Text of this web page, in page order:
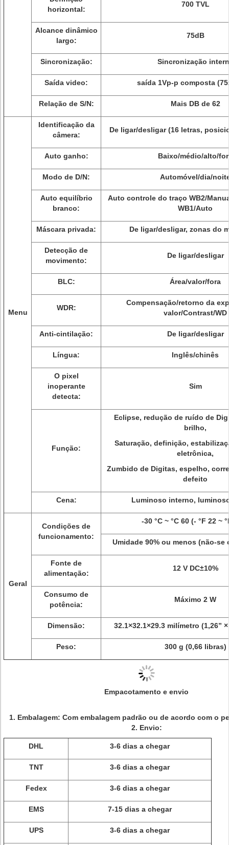
horizontal:
700 TVL
Alcance dinâmico
largo:
75dB
Sincronização: Sincronização
Saída video: saída 1Vp-p composta
Relação de S/N: Mais DB de 62
Menu
Identificação da
câmera:
De ligar/desligar (16 letras,
Auto ganho: Baixo/médio/alto/
Modo de D/N: Automóvel/dia/
Auto equilíbrio
branco:
Auto controle do traço WB2/
WB1/Auto
Máscara privada: De ligar/desligar, zonas do
Detecção de
movimento:
De ligar/desligar
BLC: Área/valor/fora
WDR:
Compensação/retorno da
valor/Contrast/WD
Anti-cintilação: De ligar/desligar
Língua: Inglês/chinês
O pixel
inoperante
detecta:
Sim
Função:
Eclipse, redução de ruído de
brilho,
Saturação, definição,
eletrônica,
Zumbido de Digitas, espelho,
defeito
Cena: Luminoso interno,
Geral
Condições de
funcionamento:
-30 °C ~ °C 60 (- °F 22 ~
Umidade 90% ou menos (não-se
Fonte de
alimentação:
12 V DC±10%
Consumo de
potência:
Máximo 2 W
Dimensão: 32.1×32.1×29.3 milímetro (1,26”
Peso: 300 g (0,66 libras)
Empacotamento e envio
1. Embalagem: Com embalagem padrão ou de acordo com o
2. Envio:
DHL 3-6 dias a chegar
TNT 3-6 dias a chegar
Fedex 3-6 dias a chegar
EMS 7-15 dias a chegar
UPS 3-6 dias a chegar